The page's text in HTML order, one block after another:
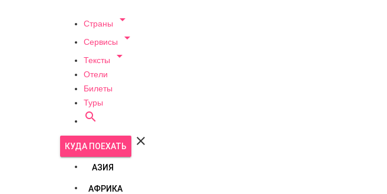
Страны 
Сервисы 
Тексты 
Отели
Билеты
Туры

КУДА ПОЕХАТЬ 
АЗИЯ
АФРИКА